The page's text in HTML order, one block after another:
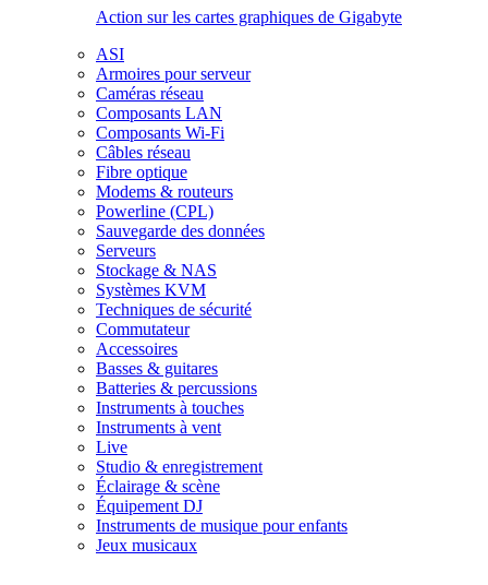
Action sur les cartes graphiques de Gigabyte
ASI
Armoires pour serveur
Caméras réseau
Composants LAN
Composants Wi-Fi
Câbles réseau
Fibre optique
Modems & routeurs
Powerline (CPL)
Sauvegarde des données
Serveurs
Stockage & NAS
Systèmes KVM
Techniques de sécurité
Commutateur
Accessoires
Basses & guitares
Batteries & percussions
Instruments à touches
Instruments à vent
Live
Studio & enregistrement
Éclairage & scène
Équipement DJ
Instruments de musique pour enfants
Jeux musicaux